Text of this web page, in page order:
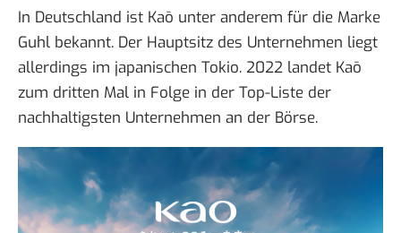
In Deutschland ist Kaō unter anderem für die Marke
Guhl bekannt. Der Hauptsitz des Unternehmen liegt
allerdings im japanischen Tokio. 2022 landet Kaō
zum dritten Mal in Folge in der Top-Liste der
nachhaltigsten Unternehmen an der Börse.